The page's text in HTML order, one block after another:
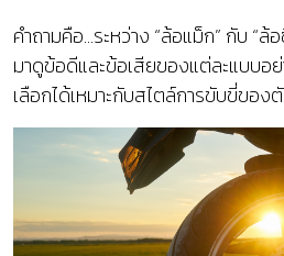
คำถามคือ...ระหว่าง “ล้อแม็ก” กับ “
มาดูข้อดีและข้อเสียของแต่ละแบบอ
เลือกได้เหมาะกับสไตล์การขับขี่ของ